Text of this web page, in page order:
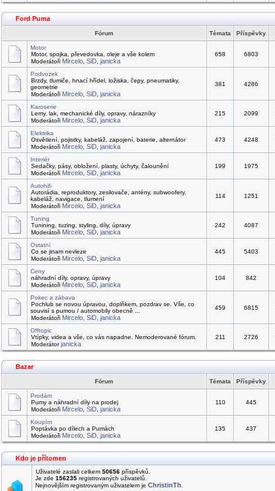
Ford Puma
Fórum Témata Příspěvky
Motor
Motor, spojka, převedovka, oleje a vše kolem
Moderátoři Mircelo SiD janicka
658 6803
Podvozek
Brzdy, tlumiče, hnací hřídel, ložiska, čepy, pneumatiky,
geometrie
Moderátoři Mircelo SiD janicka
381 4286
Karoserie
Lemy, lak, mechanické díly, opravy, nárazníky
Moderátoři Mircelo SiD janicka
215 2099
Elektrika
Osvětlení, pojistky, kabeláž, zapojení, baterie, alternátor
Moderátoři Mircelo SiD janicka
473 4248
Interiér
Sedačky, pásy, obložení, plasty, úchyty, čalounění
Moderátoři Mircelo SiD janicka
199 1975
Autohifi
Autorádia, reproduktory, zesilovače, antény, subwoofery,
kabeláž, navigace, tlumení
Moderátoři Mircelo SiD janicka
114 1251
Tuning
Tunining, tuzing, styling, díly, úpravy
Moderátoři Mircelo SiD janicka
242 4087
Ostatní
Co se jinam nevleze
Moderátoři Mircelo SiD janicka
445 5403
Ceny
náhradní díly, opravy, úpravy
Moderátoři Mircelo SiD janicka
104 842
Pokec a zábava
Pochlub se novou úpravou, doplňkem, pozdrav se. Vše, co
souvisí s pumou / automobily obecně ...
Moderátoři Mircelo SiD janicka
459 6815
Offtopic
Vtípky, videa a vše, co vás napadne. Nemoderované fórum.
Moderátorjanicka
211 2726
Bazar
Fórum Témata Příspěvky
Prodám
Pumy a náhradní díly na prodej
Moderátoři Mircelo SiD janicka
110 445
Koupím
Poptávka po dílech a Pumách
Moderátoři Mircelo SiD janicka
135 437
Kdo je přítomen
Uživatelé zaslali celkem 50656 příspěvků.
Je zde 156235 registrovaných uživatelů.
Nejnovějším registrovaným uživatelem je ChristinTh